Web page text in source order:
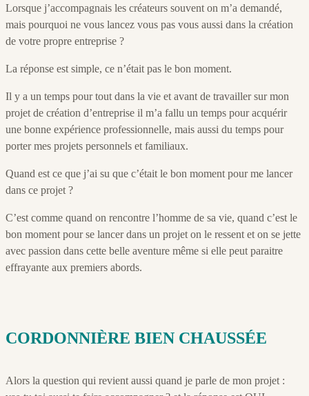
Lorsque j’accompagnais les créateurs souvent on m’a demandé,
mais pourquoi ne vous lancez vous pas vous aussi dans la création
de votre propre entreprise ?
La réponse est simple, ce n’était pas le bon moment.
Il y a un temps pour tout dans la vie et avant de travailler sur mon
projet de création d’entreprise il m’a fallu un temps pour acquérir
une bonne expérience professionnelle, mais aussi du temps pour
porter mes projets personnels et familiaux.
Quand est ce que j’ai su que c’était le bon moment pour me lancer
dans ce projet ?
C’est comme quand on rencontre l’homme de sa vie, quand c’est le
bon moment pour se lancer dans un projet on le ressent et on se jette
avec passion dans cette belle aventure même si elle peut paraitre
effrayante aux premiers abords.
CORDONNIÈRE BIEN CHAUSSÉE
Alors la question qui revient aussi quand je parle de mon projet :